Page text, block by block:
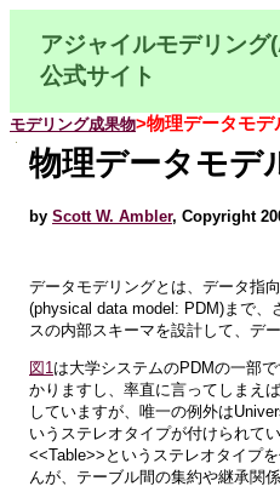
アジャイルモデリング
公式サイト
モデリング成果物>物理データモデ
物理データモデ
by Scott W. Ambler, Copyright
データモデリングとは、データ指
(physical data model: PDM)まで、
スの内部スキーマを設計して、デ
図1 は大学システムのPDMの一部
かりますし、率直に言ってしまえ
していますが、唯一の例外は
いうステレオタイプが付けられて
<<Table>>というステレオタイプ
んが、テーブル間の集約や継承関